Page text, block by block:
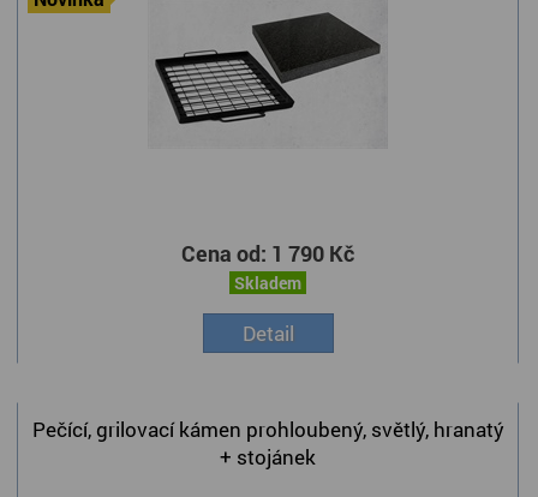
Cena od: 1 790 Kč
Skladem
Detail
Pečící, grilovací kámen prohloubený, světlý, hranatý
+ stojánek